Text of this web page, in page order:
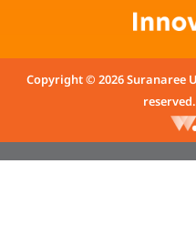
Copyright © 2026 Suranaree